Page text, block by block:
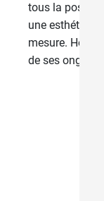
tous la
une
mesure.
de ses ongles